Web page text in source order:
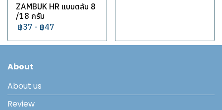
ZAMBUK HR แบบตลับ 8
/18 กรัม
฿37 - ฿47
About
About us
Review